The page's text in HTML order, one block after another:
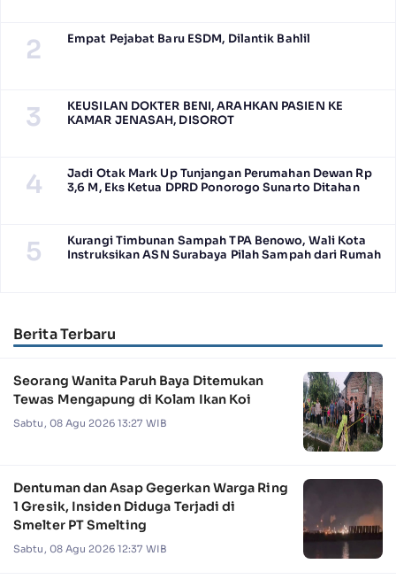
2 Empat Pejabat Baru ESDM, Dilantik Bahlil
3
KEUSILAN DOKTER BENI, ARAHKAN PASIEN KE
KAMAR JENASAH, DISOROT
4
Jadi Otak Mark Up Tunjangan Perumahan Dewan Rp
3,6 M, Eks Ketua DPRD Ponorogo Sunarto Ditahan
5
Kurangi Timbunan Sampah TPA Benowo, Wali Kota
Instruksikan ASN Surabaya Pilah Sampah dari Rumah
Berita Terbaru
Seorang Wanita Paruh Baya Ditemukan
Tewas Mengapung di Kolam Ikan Koi
Sabtu, 08 Agu 2026 13:27 WIB
Dentuman dan Asap Gegerkan Warga Ring
1 Gresik, Insiden Diduga Terjadi di
Smelter PT Smelting
Sabtu, 08 Agu 2026 12:37 WIB